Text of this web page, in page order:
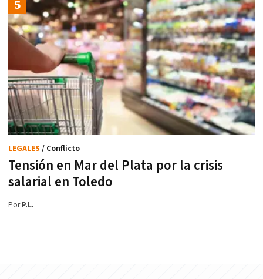
Tensión en Mar del Plata por la crisis
salarial en Toledo
LEGALES / Conflicto
PorP.L.